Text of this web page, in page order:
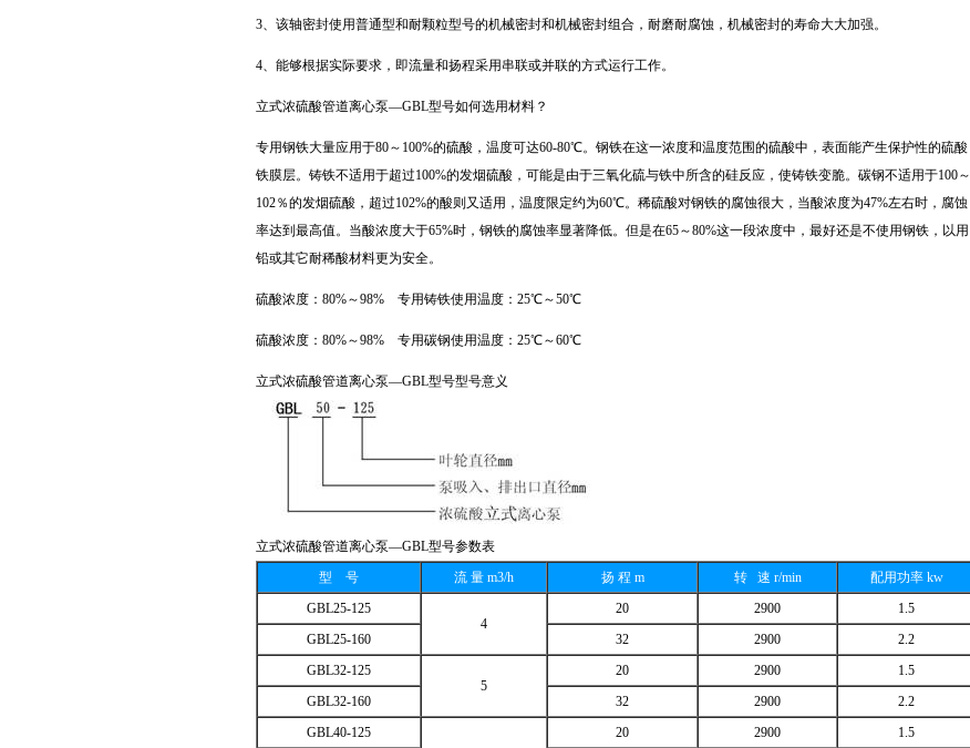
3、该轴密封使用普通型和耐颗粒型号的机械密封和机械密封组合，耐磨耐腐蚀，机械密封的寿命大大加强。
4、能够根据实际要求，即流量和扬程采用串联或并联的方式运行工作。
立式浓硫酸管道离心泵—GBL型号如何选用材料？
专用钢铁大量应用于80～100%的硫酸，温度可达60-80℃。钢铁在这一浓度和温度范围的硫酸中，表面能产生保护性的硫酸
铁膜层。铸铁不适用于超过100%的发烟硫酸，可能是由于三氧化硫与铁中所含的硅反应，使铸铁变脆。碳钢不适用于100～
102％的发烟硫酸，超过102%的酸则又适用，温度限定约为60℃。稀硫酸对钢铁的腐蚀很大，当酸浓度为47%左右时，腐蚀
率达到最高值。当酸浓度大于65%时，钢铁的腐蚀率显著降低。但是在65～80%这一段浓度中，最好还是不使用钢铁，以用
铅或其它耐稀酸材料更为安全。
硫酸浓度：80%～98% 专用铸铁使用温度：25℃～50℃
硫酸浓度：80%～98% 专用碳钢使用温度：25℃～60℃
立式浓硫酸管道离心泵—GBL型号型号意义
立式浓硫酸管道离心泵—GBL型号参数表
型 号
流 量 m3/h 扬 程 m 转 速 r/min
配用功率 kw
GBL25-125
4
20 2900
1.5
GBL25-160
32 2900
2.2
GBL32-125
5
20 2900
1.5
GBL32-160
32 2900
2.2
GBL40-125
20 2900
1.5